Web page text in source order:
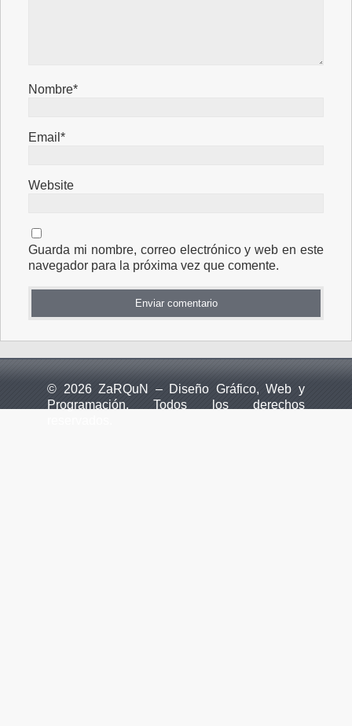
Nombre*
Email*
Website
Guarda mi nombre, correo electrónico y web en este
navegador para la próxima vez que comente.
© 2026 ZaRQuN – Diseño Gráfico, Web y
Programación. Todos los derechos